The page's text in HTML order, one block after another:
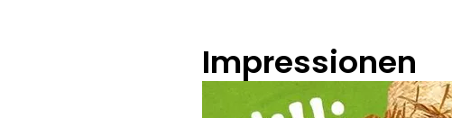
Impressionen